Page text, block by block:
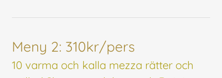
Meny 2: 310kr/pers
10 varma och kalla mezza rätter och